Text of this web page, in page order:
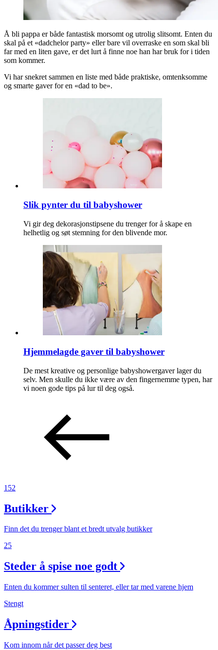
Å bli pappa er både fantastisk morsomt og utrolig slitsomt. Enten du
skal på et «dadchelor party» eller bare vil overraske en som skal bli
far med en liten gave, er det lurt å finne noe han har bruk for i tiden
som kommer.
Vi har snekret sammen en liste med både praktiske, omtenksomme
og smarte gaver for en «dad to be».
Slik pynter du til babyshower
Vi gir deg dekorasjonstipsene du trenger for å skape en
helhetlig og søt stemning for den blivende mor.
Hjemmelagde gaver til babyshower
De mest kreative og personlige babyshowergaver lager du
selv. Men skulle du ikke være av den fingernemme typen, har
vi noen gode tips på lur til deg også.
152
Butikker
Finn det du trenger blant et bredt utvalg butikker
25
Steder å spise noe godt
Enten du kommer sulten til senteret, eller tar med varene hjem
Stengt
Åpningstider
Kom innom når det passer deg best